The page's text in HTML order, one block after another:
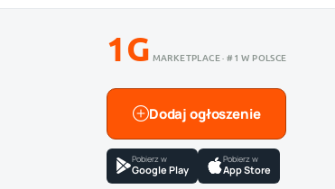
1G MARKETPLACE · #1 W POLSCE
Dodaj ogłoszenie
Pobierz w
Google Play
Pobierz w
App Store